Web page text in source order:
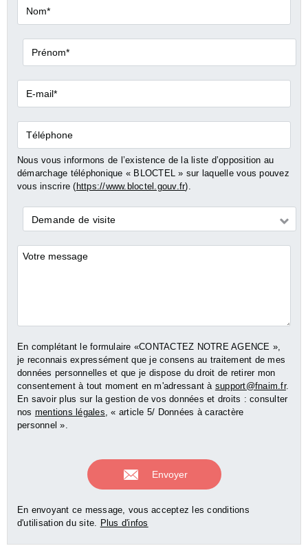
Nom*
Prénom*
E-
mail*
Téléphone
Nous vous informons de l’existence de la liste d’opposition au
démarchage téléphonique « BLOCTEL » sur laquelle vous pouvez
vous inscrire ( https://www.bloctel.gouv.fr).
Demande
*
Demande de visite
Commentaires
En complétant le formulaire «CONTACTEZ NOTRE AGENCE »,
je reconnais expressément que je consens au traitement de mes
données personnelles et que je dispose du droit de retirer mon
consentement à tout moment en m'adressant à support@fnaim.fr.
En savoir plus sur la gestion de vos données et droits : consulter
nos mentions légales , « article 5/ Données à caractère
personnel ».
En envoyant ce message, vous acceptez les conditions
d'utilisation du site.
Plus d'infos